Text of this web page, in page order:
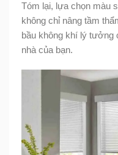
Tóm lại, lựa chọn màu
không chỉ nâng tầm
bầu không khí lý tưởng
nhà của bạn.